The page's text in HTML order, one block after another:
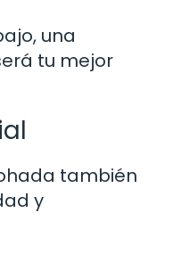
una
tu mejor
también
y